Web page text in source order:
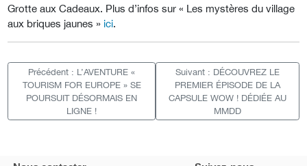
Grotte aux Cadeaux. Plus d’infos sur « Les mystères du village
aux briques jaunes » ici.
Précédent : L’AVENTURE «
TOURISM FOR EUROPE » SE
POURSUIT DÉSORMAIS EN
LIGNE !
Suivant : DÉCOUVREZ LE
PREMIER ÉPISODE DE LA
CAPSULE WOW ! DÉDIÉE AU
MMDD